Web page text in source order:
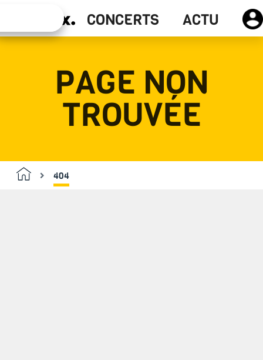
CONCERTS ACTU
Concerts
PAGE NON
TROUVÉE
404